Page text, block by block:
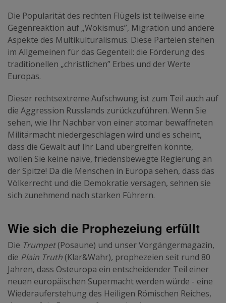
Die Popularität des rechten Flügels ist teilweise eine
Gegenreaktion auf „Wokismus”, Migration und andere
Aspekte des Multikulturalismus. Diese Parteien stehen
im Allgemeinen für das Gegenteil: die Förderung des
traditionellen „christlichen” Erbes und der Werte
Europas.
Dieser rechtsextreme Aufschwung ist zum Teil auch auf
die Aggression Russlands zurückzuführen. Wenn Sie
sehen, wie Ihr Nachbar von einer atomar bewaffneten
Militärmacht niedergeschlagen wird und es scheint,
dass die Gewalt auf Ihr Land übergreifen könnte,
wollen Sie keine naive, friedensbewegte Regierung an
der Spitze! Da die Menschen in Europa sehen, dass das
Völkerrecht und die Demokratie versagen, sehnen sie
sich zunehmend nach starken Führern.
Wie sich die Prophezeiung erfüllt
Die Trumpet(Posaune) und unser Vorgängermagazin,
die Plain Truth (Klar&Wahr), prophezeien seit rund 80
Jahren, dass Osteuropa ein entscheidender Teil einer
neuen europäischen Supermacht werden würde - eine
Wiederauferstehung des Heiligen Römischen Reiches,